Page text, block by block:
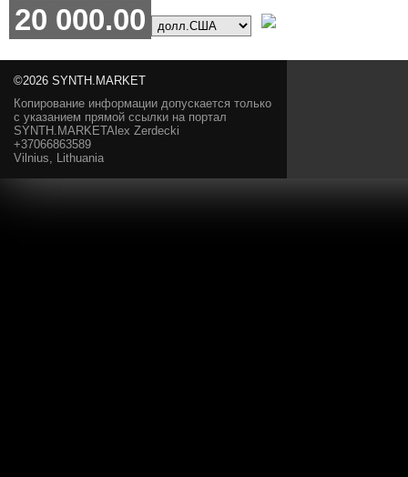
20 000.00
©2026 SYNTH.MARKET
Копирование информации допускается только
с указанием прямой ссылки на портал
SYNTH.MARKETAlex Zerdecki
+37066863589
Vilnius, Lithuania